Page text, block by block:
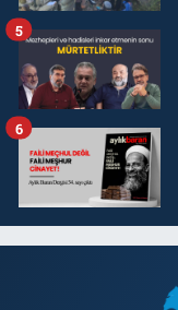
5
6